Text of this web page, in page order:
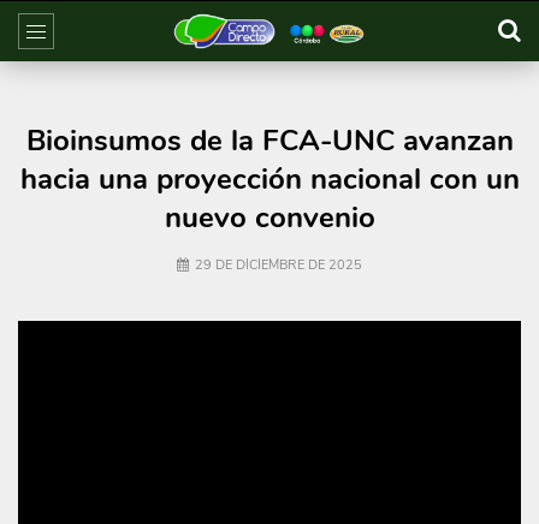
Bioinsumos de la FCA-UNC avanzan
hacia una proyección nacional con un
nuevo convenio
29 DE DICIEMBRE DE 2025